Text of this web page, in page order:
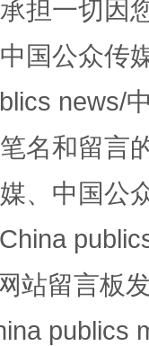
规模
担一切因
国公众传
news/
名和留言
、中国公
站留言板
publics